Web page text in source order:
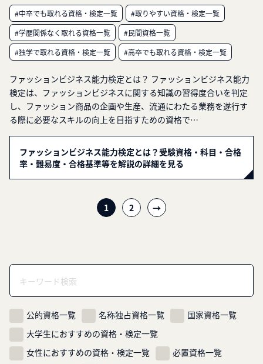
#中卒でも取れる資格・検定一覧
#取りやすい資格・検定一覧
#学歴関係なく取れる資格一覧
#民間資格一覧
#独学で取れる資格・検定一覧
#高卒でも取れる資格・検定一覧
ファッションビジネス能力検定とは？ ファッションビジネス能力
検定は、ファッションビジネスに関する知識の習得度合いを判定
し、ファッション商品の企画や生産、流通にわたる業務を遂行す
る際に必要なスキルの向上を目指すための資格で…
ファッションビジネス能力検定とは？受験資格・科目・合格
率・難易度・合格基準等を解説の詳細を見る
ー
ン
1 2 →
公的資格一覧 名称独占資格一覧
国家資格一覧
大学生におすすめの資格・検定一覧
女性におすすめの資格・検定一覧
必置資格一覧